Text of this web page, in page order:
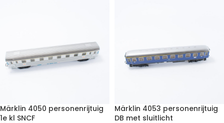
Märklin 4050 personenrijtuig
1e kl SNCF
Märklin 4053 personenrijtuig
DB met sluitlicht